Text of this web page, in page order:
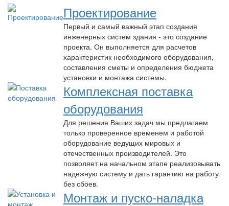
Проектирование
Первый и самый важный этап создания
инженерных систем здания - это создание
проекта. Он выполняется для расчетов
характеристик необходимого оборудования,
составления сметы и определения бюджета
установки и монтажа системы.
Комплексная поставка
оборудования
Для решения Ваших задач мы предлагаем
только проверенное временем и работой
оборудование ведущих мировых и
отечественных производителей. Это
позволяет на начальном этапе реализовывать
надежную систему и дать гарантию на работу
без сбоев.
Монтаж и пуско-наладка